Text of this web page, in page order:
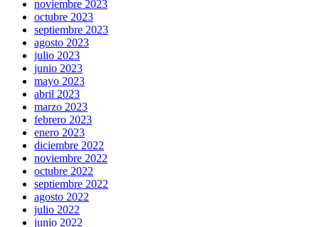
noviembre 2023
octubre 2023
septiembre 2023
agosto 2023
julio 2023
junio 2023
mayo 2023
abril 2023
marzo 2023
febrero 2023
enero 2023
diciembre 2022
noviembre 2022
octubre 2022
septiembre 2022
agosto 2022
julio 2022
junio 2022